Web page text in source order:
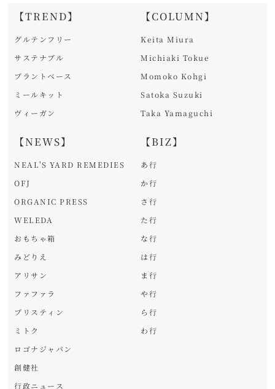
【TREND】
グルテンフリー
サステナブル
プラントベース
ミールキット
ヴィーガン
【NEWS】
NEAL'S YARD REMEDIES
OFJ
ORGANIC PRESS
WELEDA
おもちゃ箱
みどりえ
アリサン
ファファラ
プリスティン
ミトク
ロゴナジャパン
創健社
行政ニュース
【COLUMN】
Keita Miura
Michiaki Tokue
Momoko Kohgi
Satoka Suzuki
Taka Yamaguchi
【BIZ】
あ行
か行
さ行
た行
な行
は行
ま行
や行
ら行
わ行